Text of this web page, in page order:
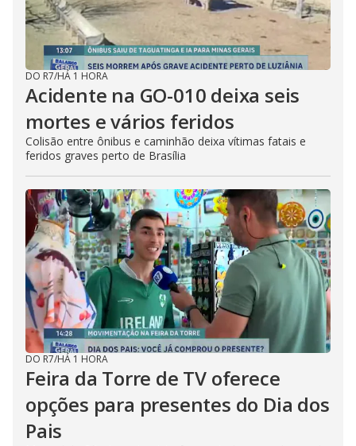
DO R7/HÁ 1 HORA
Acidente na GO-010 deixa seis
mortes e vários feridos
Colisão entre ônibus e caminhão deixa vítimas fatais e
feridos graves perto de Brasília
DO R7/HÁ 1 HORA
Feira da Torre de TV oferece
opções para presentes do Dia dos
Pais